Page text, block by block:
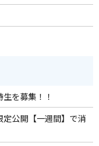
を募集！！
公開【一週間】で消